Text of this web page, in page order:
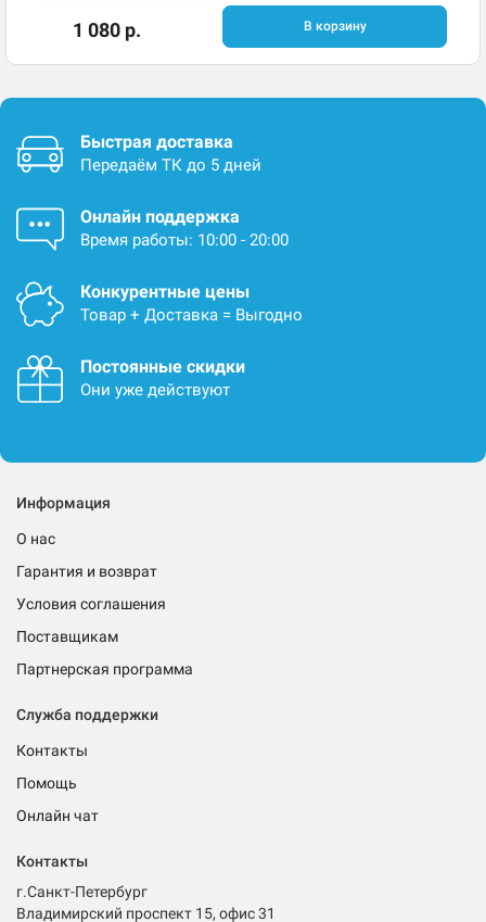
1 080 р. В корзину
Быстрая доставка
Передаём ТК до 5 дней
Онлайн поддержка
Время работы: 10:00 - 20:00
Конкурентные цены
Товар + Доставка = Выгодно
Постоянные скидки
Они уже действуют
Информация
О нас
Гарантия и возврат
Условия соглашения
Поставщикам
Партнерская программа
Служба поддержки
Контакты
Помощь
Онлайн чат
Контакты
г.Санкт-Петербург
Владимирский проспект 15, офис 31